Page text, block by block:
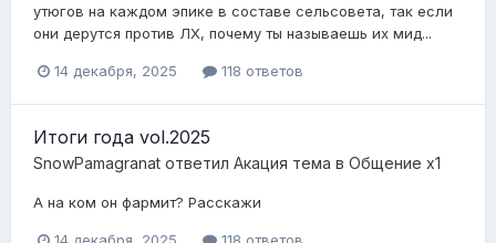
утюгов на каждом эпике в составе сельсовета, так если
они дерутся против ЛХ, почему ты называешь их мид...
14 декабря, 2025 118 ответов
Итоги года vol.2025
SnowPamagranat ответил Акация тема в Общение x1
А на ком он фармит? Расскажи